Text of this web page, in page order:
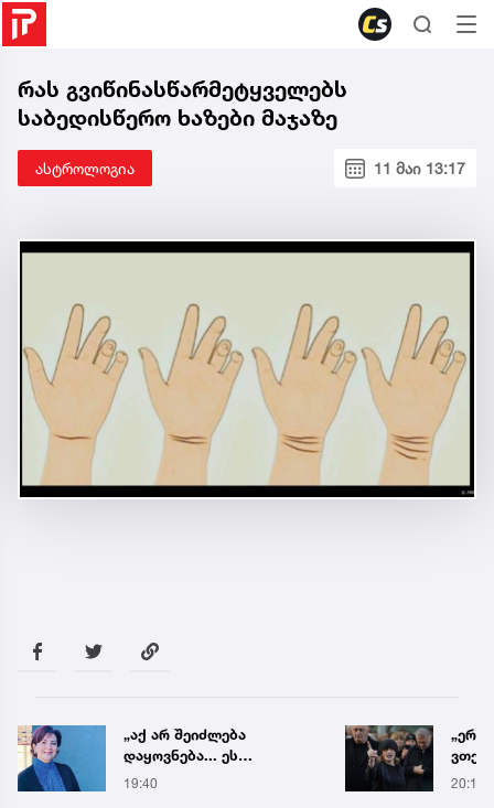
რას გვიწინასწარმეტყველებს
საბედისწერო ხაზები მაჯაზე
ასტროლოგია 11 მაი 13:17
„აქ არ შეიძლება
დაყოვნება... ეს
დაავადება ყალიბდება 72
19:40 20:19